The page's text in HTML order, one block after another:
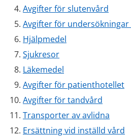
Avgifter för slutenvård
Avgifter för
Hjälpmedel
Sjukresor
Läkemedel
Avgifter för patienthotellet
Avgifter för tandvård
Transporter av avlidna
Ersättning vid inställd vård